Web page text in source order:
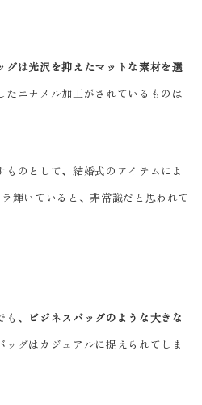
グは光沢を抑えたマットな素材を選
たエナメル加工がされているものは
のとして、結婚式のアイテムによ
輝いていると、非常識だと思われて
、 ビジネスバッグのような大きな
ッグはカジュアルに捉えられてしま